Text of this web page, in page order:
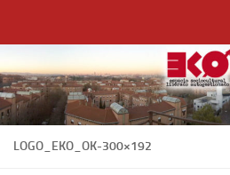
LOGO_EKO_OK-300×192